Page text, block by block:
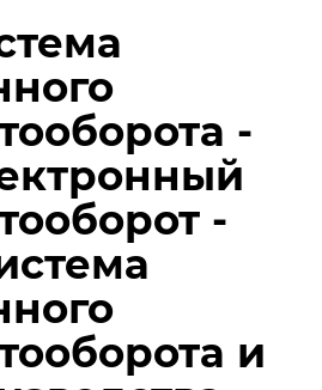
-
-
и